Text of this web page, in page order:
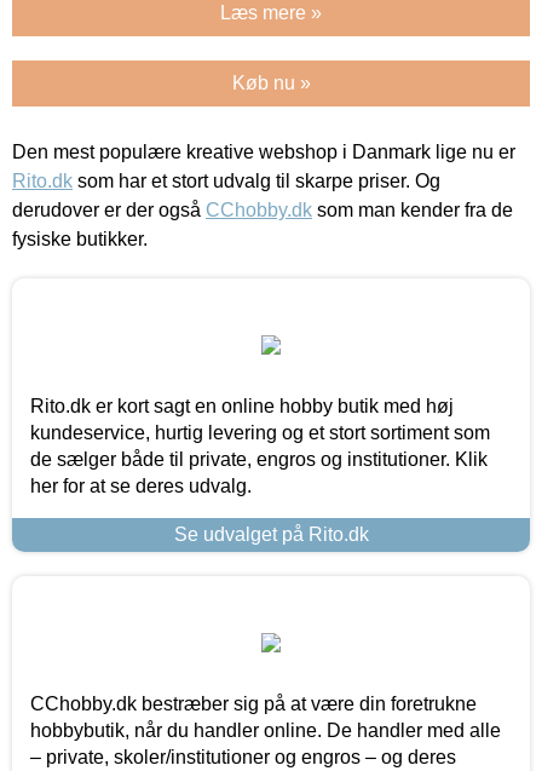
Læs mere »
Køb nu »
Den mest populære kreative webshop i Danmark lige nu er
Rito.dk som har et stort udvalg til skarpe priser. Og
derudover er der også CChobby.dk som man kender fra de
fysiske butikker.
Rito.dk er kort sagt en online hobby butik med høj
kundeservice, hurtig levering og et stort sortiment som
de sælger både til private, engros og institutioner. Klik
her for at se deres udvalg.
Se udvalget på Rito.dk
CChobby.dk bestræber sig på at være din foretrukne
hobbybutik, når du handler online. De handler med alle
– private, skoler/institutioner og engros – og deres